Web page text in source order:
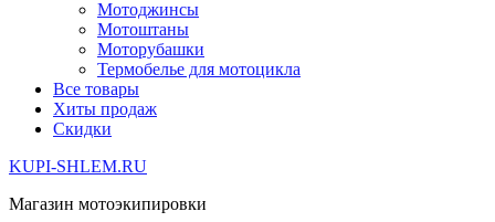
Мотоджинсы
Мотоштаны
Моторубашки
Термобелье для мотоцикла
Все товары
Хиты продаж
Скидки
KUPI-SHLEM.RU
Магазин мотоэкипировки